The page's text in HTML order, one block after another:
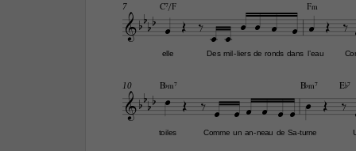
elle Des mil liers
- de ronds dans l’eau
7
toiles Comme un an neau
- de Sa turne
-
10
 C7/F F‹
 B¨‹7 B¨‹7 E¨7
           
         